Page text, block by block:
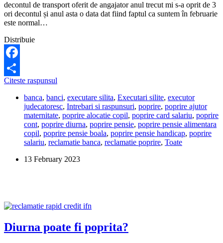
fac?
decontul de transport oferit de angajator anul trecut mi s-a oprit de 3
ori decontul și anul asta o data dat fiind faptul ca suntem în februarie
este normal…
Distribuie
Facebook
Share
Citeste raspunsul
pune
poprire
pe
decontul
de
transport?
banca, banci, executare silita, Executari silite, executor
judecatoresc, Intrebari si raspunsuri, poprire, poprire ajutor
maternitate, poprire alocatie copil, poprire card salariu, poprire
cont, poprire diurna, poprire pensie, poprire pensie alimentara
copil, poprire pensie boala, poprire pensie handicap, poprire
salariu, reclamatie banca, reclamatie poprire, Toate
13 February 2023
Diurna poate fi poprita?